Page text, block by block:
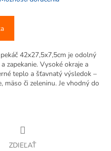
42x27,5x7,5cm je odolný
zapekanie. Vysoké okraje a
teplo a šťavnatý výsledok –
mäso či zeleninu. Je vhodný do
ZDIEĽAŤ